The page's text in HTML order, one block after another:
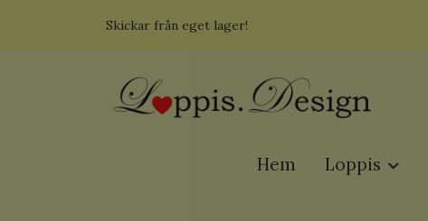
Skickar från eget lager!
Hem Loppis